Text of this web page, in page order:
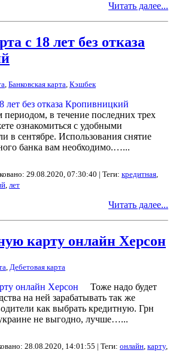
Читать далее...
с 18 лет без отказа
, Банковская карта, Кэшбек
в течение последних трех
ознакомиться с удобными
в сентябре. Использования снятие
банка вам необходимо.…...
29.08.2020, 07:30:40 | Теги: кредитная,
, лет
Читать далее...
карту онлайн Херсон
Дебетовая карта
Тоже надо будет
на ней зарабатывать так же
как выбрать кредитную. Грн
не выгодно, лучше…...
28.08.2020, 14:01:55 | Теги: онлайн карту,